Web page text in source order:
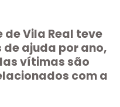
de Vila Real teve
ajuda por ano,
vítimas são
com a